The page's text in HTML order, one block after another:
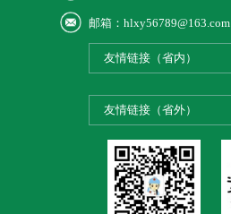
邮箱：hlxy56789@163.com
友情链接（省内）
友情链接（省外）